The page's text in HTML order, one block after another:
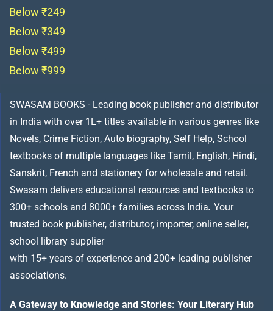
Below ₹249
Below ₹349
Below ₹499
Below ₹999
SWASAM BOOKS - Leading book publisher and distributor
in India with over 1L+ titles available in various genres like
Novels, Crime Fiction, Auto biography, Self Help, School
textbooks of multiple languages like Tamil, English, Hindi,
Sanskrit, French and stationery for wholesale and retail.
Swasam delivers educational resources and textbooks to
300+ schools and 8000+ families across India. Your
trusted book publisher, distributor, importer, online seller,
school library supplier
with 15+ years of experience and 200+ leading publisher
associations.
A Gateway to Knowledge and Stories: Your Literary Hub